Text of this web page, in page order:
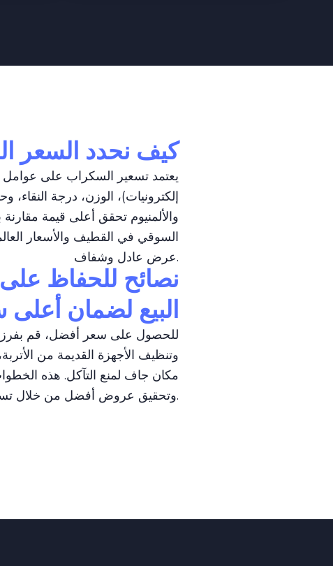
كيف نحدد السعر
يعتمد تسعير السكراب على عوامل
إلكترونيات)، الوزن، درجة النقاء،
والألمنيوم تحقق أعلى قيمة مقارنة
السوقي في القطيف والأسعار
عرض عادل وشفاف.
نصائح للحفاظ
البيع لضمان أعلى
للحصول على سعر أفضل، قم بفرز
وتنظيف الأجهزة القديمة من
مكان جاف لمنع التآكل. هذه
وتحقيق عروض أفضل من خلال تسهيل عملية التقييم.